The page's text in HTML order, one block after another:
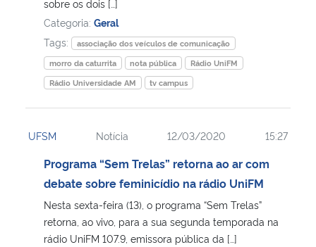
sobre os dois […]
Categoria: Geral
Tags:
associação dos veículos de comunicação
morro da caturrita
nota pública
Rádio UniFM
Rádio Universidade AM
tv campus
UFSM Notícia 12/03/2020 15:27
Programa “Sem Trelas” retorna ao ar com
debate sobre feminicídio na rádio UniFM
Nesta sexta-feira (13), o programa “Sem Trelas”
retorna, ao vivo, para a sua segunda temporada na
rádio UniFM 107.9, emissora pública da […]